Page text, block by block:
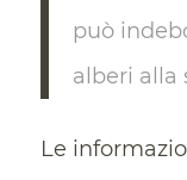
può
alberi alla
Le